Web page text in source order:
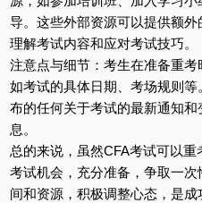
导。这些外部资源可以提供额
理解考试内容和应对考试技巧。
注意点与细节：考生在准备重考
如考试的具体日期、考场规则
布的任何关于考试的最新通知
息。
总的来说，虽然CFA考试可以
考试机会，充分准备，争取一
间和资源，积极调整心态，是成